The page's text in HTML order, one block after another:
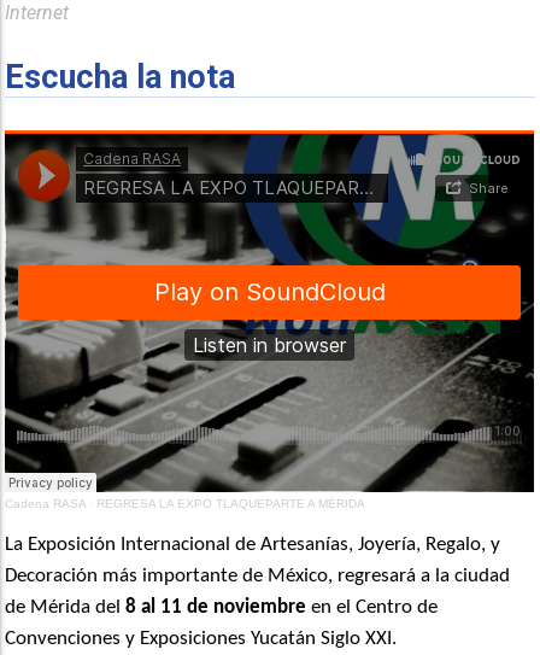
Internet
Escucha la nota
Cadena RASA · REGRESA LA EXPO TLAQUEPARTE A MÉRIDA
La Exposición Internacional de Artesanías, Joyería, Regalo, y
Decoración más importante de México, regresará a la ciudad
de Mérida del8 al 11 de noviembre en el Centro de
Convenciones y Exposiciones Yucatán Siglo XXI.